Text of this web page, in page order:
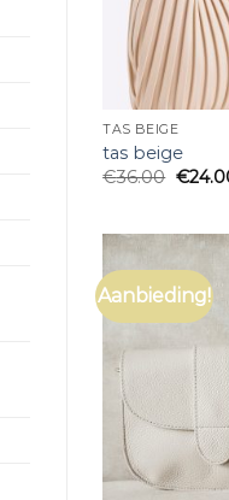
TAS BEIGE
tas beige
€36.00 €
Aanbieding!